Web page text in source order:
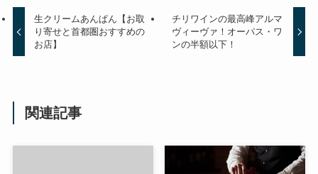
生クリームあんぱん【お取
り寄せと首都圏おすすめの
お店】
チリワインの最高峰アルマ
ヴィーヴァ！オーパス・ワ
ンの半額以下！
関連記事